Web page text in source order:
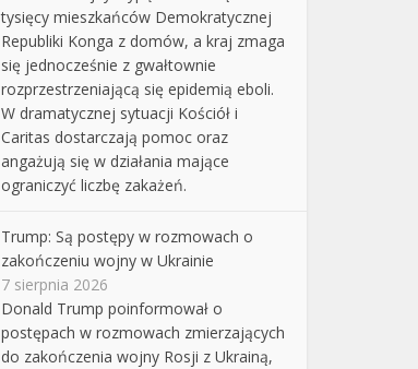
tysięcy mieszkańców Demokratycznej
Republiki Konga z domów, a kraj zmaga
się jednocześnie z gwałtownie
rozprzestrzeniającą się epidemią eboli.
W dramatycznej sytuacji Kościół i
Caritas dostarczają pomoc oraz
angażują się w działania mające
ograniczyć liczbę zakażeń.
Trump: Są postępy w rozmowach o
zakończeniu wojny w Ukrainie
7 sierpnia 2026
Donald Trump poinformował o
postępach w rozmowach zmierzających
do zakończenia wojny Rosji z Ukrainą,